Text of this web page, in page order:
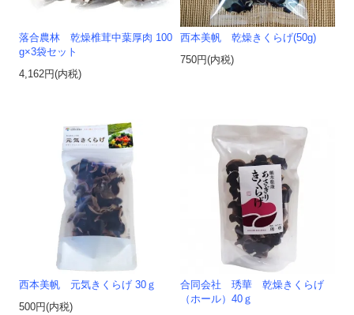
落合農林 乾燥椎茸中葉厚肉 100
g×3袋セット
4,162円(内税)
西本美帆 乾燥きくらげ(50g)
750円(内税)
西本美帆 元気きくらげ 30ｇ
500円(内税)
合同会社 琇華 乾燥きくらげ
（ホール）40ｇ